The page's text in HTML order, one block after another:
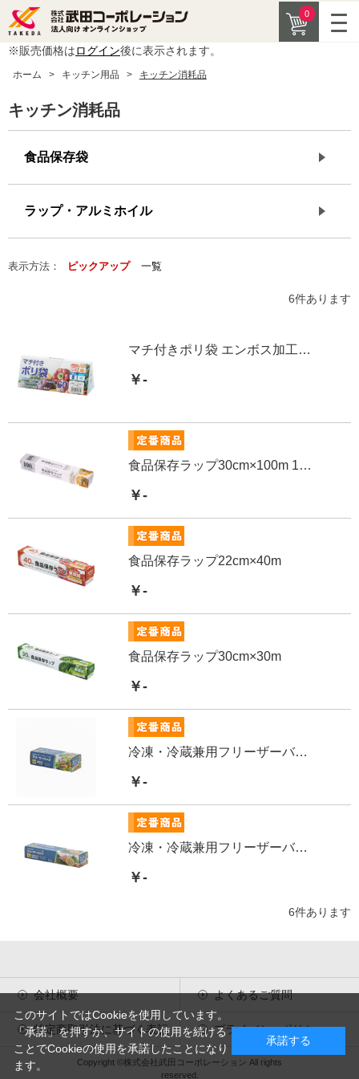
0
※販売価格はログイン後に表示されます。
ホーム > キッチン用品 > キッチン消耗品
キッチン消耗品
食品保存袋
ラップ・アルミホイル
表示方法： ピックアップ 一覧
6件あります
マチ付きポリ袋 エンボス加工60枚
￥-
食品保存ラップ30cm×100m 1箱(48個)
￥-
食品保存ラップ22cm×40m
￥-
食品保存ラップ30cm×30m
￥-
冷凍・冷蔵兼用フリーザーバッグMサイズ40枚
￥-
冷凍・冷蔵兼用フリーザーバッグLサイズ25枚
￥-
6件あります
会社概要 よくあるご質問
特定商取引法に基づく表記 プライバシーポリシー
Copyright ©株式会社武田コーポレーション All rights
reserved.
このサイトではCookieを使用しています。
「承諾」を押すか、サイトの使用を続ける
ことでCookieの使用を承諾したことになり
ます。
承諾する